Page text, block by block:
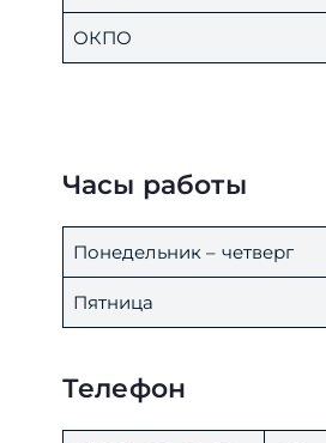
ОКПО
Часы работы
Понедельник – четверг
Пятница
Телефон